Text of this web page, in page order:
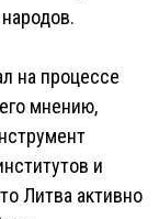
на процессе
мнению,
и
Литва активно